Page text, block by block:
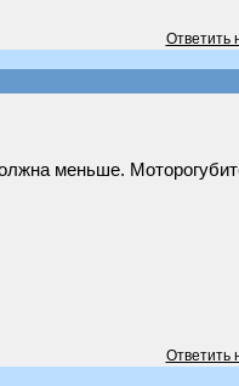
Ответить
меньше.
Ответить